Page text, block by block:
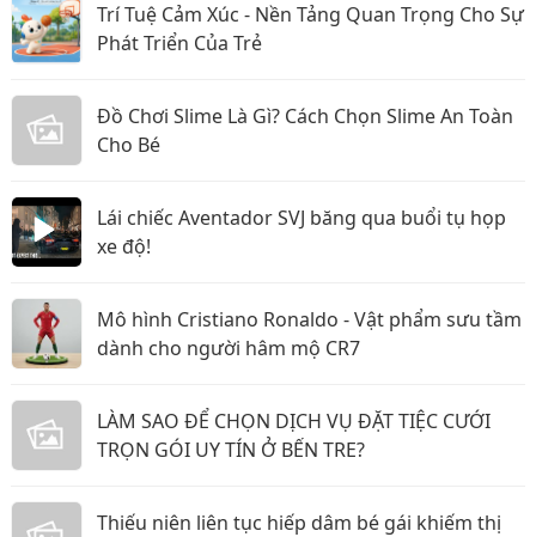
Trí Tuệ Cảm Xúc - Nền Tảng Quan Trọng Cho Sự
Phát Triển Của Trẻ
Đồ Chơi Slime Là Gì? Cách Chọn Slime An Toàn
Cho Bé
Lái chiếc Aventador SVJ băng qua buổi tụ họp
xe độ!
Mô hình Cristiano Ronaldo - Vật phẩm sưu tầm
dành cho người hâm mộ CR7
LÀM SAO ĐỂ CHỌN DỊCH VỤ ĐẶT TIỆC CƯỚI
TRỌN GÓI UY TÍN Ở BẾN TRE?
Thiếu niên liên tục hiếp dâm bé gái khiếm thị